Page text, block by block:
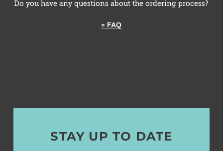
Do you have any questions about the ordering process?
» FAQ
STAY UP TO DATE